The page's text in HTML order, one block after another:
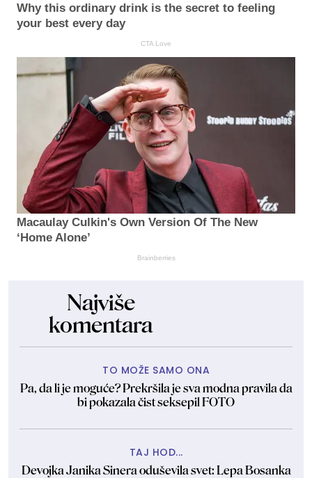
Why this ordinary drink is the secret to feeling
your best every day
CTA Love
Macaulay Culkin's Own Version Of The New
‘Home Alone’
Brainberries
Najviše
komentara
TO MOŽE SAMO ONA
Pa, da li je moguće? Prekršila je sva modna pravila da
bi pokazala čist seksepil FOTO
TAJ HOD...
Devojka Janika Sinera oduševila svet: Lepa Bosanka